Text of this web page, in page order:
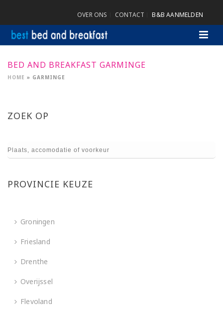
OVER ONS CONTACT B&B AANMELDEN
BED AND BREAKFAST GARMINGE
HOME » GARMINGE
ZOEK OP
PROVINCIE KEUZE
Groningen
Friesland
Drenthe
Overijssel
Flevoland